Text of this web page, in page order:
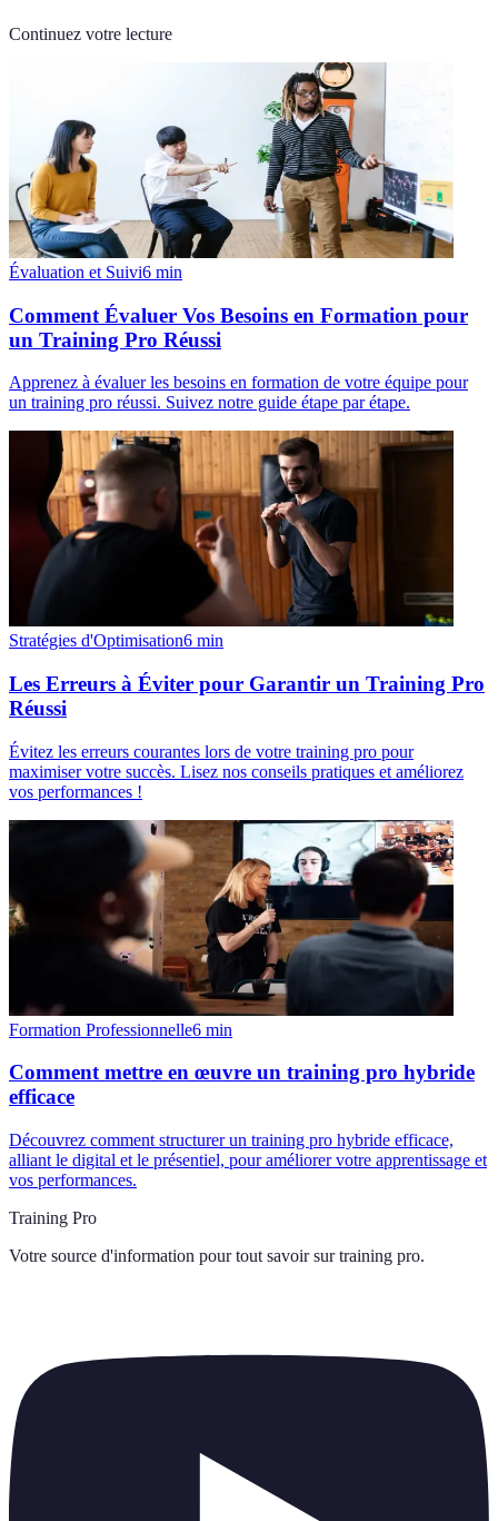
Continuez votre lecture
Évaluation et Suivi6 min
Comment Évaluer Vos Besoins en Formation pour
un Training Pro Réussi
Apprenez à évaluer les besoins en formation de votre équipe pour
un training pro réussi. Suivez notre guide étape par étape.
Stratégies d'Optimisation6 min
Les Erreurs à Éviter pour Garantir un Training Pro
Réussi
Évitez les erreurs courantes lors de votre training pro pour
maximiser votre succès. Lisez nos conseils pratiques et améliorez
vos performances !
Formation Professionnelle6 min
Comment mettre en œuvre un training pro hybride
efficace
Découvrez comment structurer un training pro hybride efficace,
alliant le digital et le présentiel, pour améliorer votre apprentissage et
vos performances.
Training Pro
Votre source d'information pour tout savoir sur training pro.